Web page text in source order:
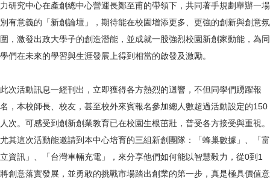
力研究中心在產創總中心營運長鄭至甫的帶領下，共同著手規劃舉辦一場
別有意義的「新創論壇」，期待能在校園增添更多、更強的創新與創意氛
圍，激發出政大學子的創造潛能，並成就一股強烈校園新創家動能，為同
學們在未來的學習與生涯發展上得到相當的啟發及激勵。
此次活動訊息一經刊出，立即獲得各方熱烈的迴響，不但同學們踴躍報
名，本校師長、校友，甚至校外來賓報名參加總人數超過活動設定的150
人次。可感受到創新創業教育已在校園生根茁壯，普受各方接受與重視。
尤其這次活動能邀請到本中心培育的三組新創團隊：「蜂巢數據」、「富
立資訊」、「台灣車輛充電」，來分享他們如何能以智慧毅力，從0到1
將創意落實發展，並勇敢的挑戰市場踏出創業的第一步，真是極具價值意